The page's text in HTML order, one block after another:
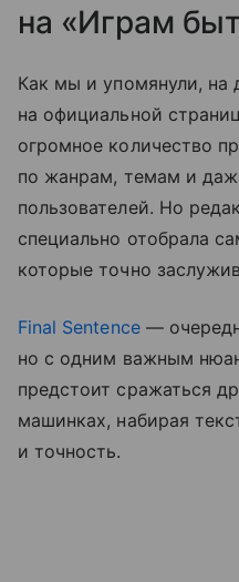
на «Играм
Как мы и упомянули, на
на официальной
огромное количество
по жанрам, темам и
пользователей. Но
специально отобрала
которые точно
Final Sentence—
но с одним важным
предстоит сражаться
машинках, набирая
и точность.